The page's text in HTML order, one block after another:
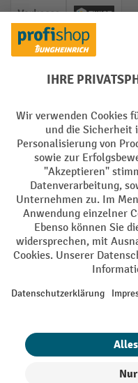
Vorkasse Twint
Sprachen
DE FR
AGB Impressum
Alle Preise exkl. gesetzl.
Nachnahmegebühren, wenn
¹ Der Rabatt gilt so lange der
Erstregistrierung für den
Tage gültig und kann ab
eingelöst werden. Die Höhe